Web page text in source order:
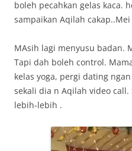
boleh pecahkan gelas kaca.
sampaikan Aqilah
MAsih lagi menyusu badan.
Tapi dah boleh control.
kelas yoga, pergi dating
sekali dia n Aqilah video
lebih-lebih .